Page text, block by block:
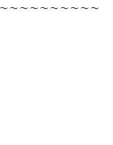
〜〜〜〜〜〜〜〜〜